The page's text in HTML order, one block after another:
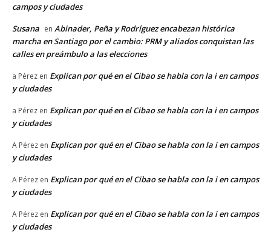
campos y ciudades
Susana en Abinader, Peña y Rodríguez encabezan histórica
marcha en Santiago por el cambio: PRM y aliados conquistan las
calles en preámbulo a las elecciones
a Pérez en Explican por qué en el Cibao se habla con la i en campos
y ciudades
a Pérez en Explican por qué en el Cibao se habla con la i en campos
y ciudades
A Pérez en Explican por qué en el Cibao se habla con la i en campos
y ciudades
A Pérez en Explican por qué en el Cibao se habla con la i en campos
y ciudades
A Pérez en Explican por qué en el Cibao se habla con la i en campos
y ciudades